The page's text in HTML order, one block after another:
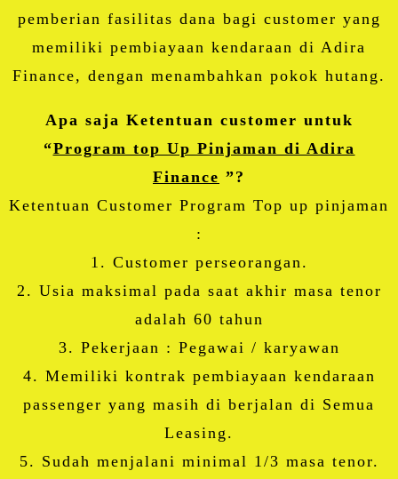
pemberian fasilitas dana bagi customer yang
memiliki pembiayaan kendaraan di Adira
Finance, dengan menambahkan pokok hutang.
Apa saja Ketentuan customer untuk
“Program top Up Pinjaman di Adira
Finance ”?
Ketentuan Customer Program Top up pinjaman
:
1. Customer perseorangan.
2. Usia maksimal pada saat akhir masa tenor
adalah 60 tahun
3. Pekerjaan : Pegawai / karyawan
4. Memiliki kontrak pembiayaan kendaraan
passenger yang masih di berjalan di Semua
Leasing.
5. Sudah menjalani minimal 1/3 masa tenor.